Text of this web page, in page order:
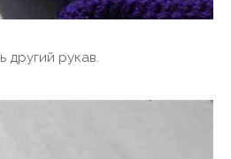
другий рукав.